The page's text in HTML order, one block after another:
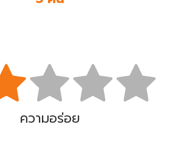
ความอร่อย